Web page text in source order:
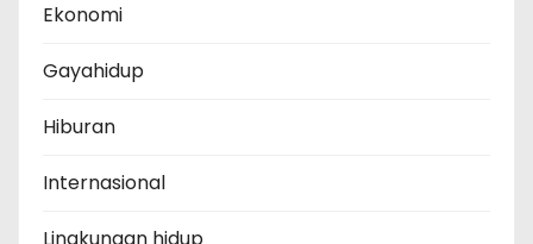
Ekonomi
Gayahidup
Hiburan
Internasional